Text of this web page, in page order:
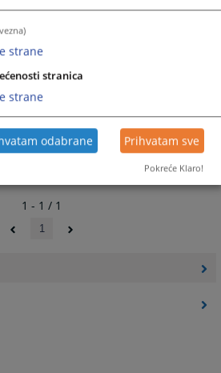
1 - 1 / 1
1
strane
stranica
strane
odabrane Prihvatam sve
Pokreće Klaro!